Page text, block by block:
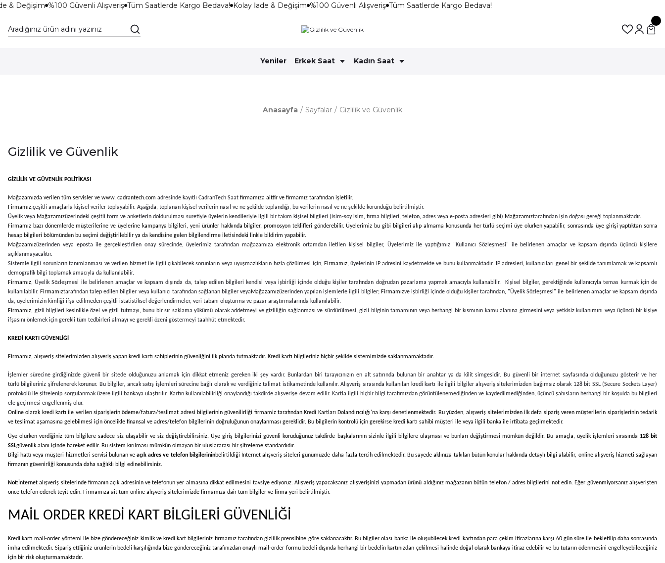
& Değişim %100 Güvenli Alışveriş Tüm Saatlerde Kargo Bedava! Kolay İade & Değişim %100 Güvenli Alışveriş Tüm Saatlerde Kargo Bedava!
Yeniler Erkek Saat Kadın Saat
Anasayfa Sayfalar Gizlilik ve Güvenlik
Gizlilik ve Güvenlik
GİZLİLİK VE GÜVENLİK POLİTİKASI
Mağazamızda verilen tüm servisler ve www. cadrantech.com adresinde kayıtlı CadranTech Saat firmamıza aittir ve firmamız tarafından işletilir.
Firmamız,çeşitli amaçlarla kişisel veriler toplayabilir. Aşağıda, toplanan kişisel verilerin nasıl ve ne şekilde toplandığı, bu verilerin nasıl ve ne şekilde korunduğu belirtilmiştir.
Üyelik veya Mağazamızüzerindeki çeşitli form ve anketlerin doldurulması suretiyle üyelerin kendileriyle ilgili bir takım kişisel bilgileri (isim-soy isim, firma bilgileri, telefon, adres veya e-posta adresleri gibi) Mağazamıztarafından işin doğası gereği toplanmaktadır.
Firmamız bazı dönemlerde müşterilerine ve üyelerine kampanya bilgileri, yeni ürünler hakkında bilgiler, promosyon teklifleri gönderebilir. Üyelerimiz bu gibi bilgileri alıp almama konusunda her türlü seçimi üye olurken yapabilir, sonrasında üye girişi yaptıktan sonra
hesap bilgileri bölümünden bu seçimi değiştirilebilir ya da kendisine gelen bilgilendirme iletisindeki linkle bildirim yapabilir.
Mağazamızüzerinden veya eposta ile gerçekleştirilen onay sürecinde, üyelerimiz tarafından mağazamıza elektronik ortamdan iletilen kişisel bilgiler, Üyelerimiz ile yaptığımız "Kullanıcı Sözleşmesi" ile belirlenen amaçlar ve kapsam dışında üçüncü kişilere
açıklanmayacaktır.
Sistemle ilgili sorunların tanımlanması ve verilen hizmet ile ilgili çıkabilecek sorunların veya uyuşmazlıkların hızla çözülmesi için, Firmamız, üyelerinin IP adresini kaydetmekte ve bunu kullanmaktadır. IP adresleri, kullanıcıları genel bir şekilde tanımlamak ve kapsamlı
demografik bilgi toplamak amacıyla da kullanılabilir.
Firmamız, Üyelik Sözleşmesi ile belirlenen amaçlar ve kapsam dışında da, talep edilen bilgileri kendisi veya işbirliği içinde olduğu kişiler tarafından doğrudan pazarlama yapmak amacıyla kullanabilir. Kişisel bilgiler, gerektiğinde kullanıcıyla temas kurmak için de
kullanılabilir. Firmamıztarafından talep edilen bilgiler veya kullanıcı tarafından sağlanan bilgiler veya Mağazamızüzerinden yapılan işlemlerle ilgili bilgiler; Firmamızve işbirliği içinde olduğu kişiler tarafından, "Üyelik Sözleşmesi" ile belirlenen amaçlar ve kapsam dışında
da, üyelerimizin kimliği ifşa edilmeden çeşitli istatistiksel değerlendirmeler, veri tabanı oluşturma ve pazar araştırmalarında kullanılabilir.
Firmamız, gizli bilgileri kesinlikle özel ve gizli tutmayı, bunu bir sır saklama yükümü olarak addetmeyi ve gizliliğin sağlanması ve sürdürülmesi, gizli bilginin tamamının veya herhangi bir kısmının kamu alanına girmesini veya yetkisiz kullanımını veya üçüncü bir kişiye
ifşasını önlemek için gerekli tüm tedbirleri almayı ve gerekli özeni göstermeyi taahhüt etmektedir.
KREDİ KARTI GÜVENLİĞİ
Firmamız, alışveriş sitelerimizden alışveriş yapan kredi kartı sahiplerinin güvenliğini ilk planda tutmaktadır. Kredi kartı bilgileriniz hiçbir şekilde sistemimizde saklanmamaktadır.
İşlemler sürecine girdiğinizde güvenli bir sitede olduğunuzu anlamak için dikkat etmeniz gereken iki şey vardır. Bunlardan biri tarayıcınızın en alt satırında bulunan bir anahtar ya da kilit simgesidir. Bu güvenli bir internet sayfasında olduğunuzu gösterir ve her
türlü bilgileriniz şifrelenerek korunur. Bu bilgiler, ancak satış işlemleri sürecine bağlı olarak ve verdiğiniz talimat istikametinde kullanılır. Alışveriş sırasında kullanılan kredi kartı ile ilgili bilgiler alışveriş sitelerimizden bağımsız olarak 128 bit SSL (Secure Sockets Layer)
protokolü ile şifrelenip sorgulanmak üzere ilgili bankaya ulaştırılır. Kartın kullanılabilirliği onaylandığı takdirde alışverişe devam edilir. Kartla ilgili hiçbir bilgi tarafımızdan görüntülenemediğinden ve kaydedilmediğinden, üçüncü şahısların herhangi bir koşulda bu bilgileri
ele geçirmesi engellenmiş olur.
Online olarak kredi kartı ile verilen siparişlerin ödeme/fatura/teslimat adresi bilgilerinin güvenilirliği firmamiz tarafından Kredi Kartları Dolandırıcılığı'na karşı denetlenmektedir. Bu yüzden, alışveriş sitelerimizden ilk defa sipariş veren müşterilerin siparişlerinin tedarik
ve teslimat aşamasına gelebilmesi için öncelikle finansal ve adres/telefon bilgilerinin doğruluğunun onaylanması gereklidir. Bu bilgilerin kontrolü için gerekirse kredi kartı sahibi müşteri ile veya ilgili banka ile irtibata geçilmektedir.
Üye olurken verdiğiniz tüm bilgilere sadece siz ulaşabilir ve siz değiştirebilirsiniz. Üye giriş bilgilerinizi güvenli koruduğunuz takdirde başkalarının sizinle ilgili bilgilere ulaşması ve bunları değiştirmesi mümkün değildir. Bu amaçla, üyelik işlemleri sırasında 128 bit
SSLgüvenlik alanı içinde hareket edilir. Bu sistem kırılması mümkün olmayan bir uluslararası bir şifreleme standardıdır.
Bilgi hattı veya müşteri hizmetleri servisi bulunan veaçık adres ve telefon bilgilerininbelirtildiği İnternet alışveriş siteleri günümüzde daha fazla tercih edilmektedir. Bu sayede aklınıza takılan bütün konular hakkında detaylı bilgi alabilir, online alışveriş hizmeti sağlayan
firmanın güvenirliği konusunda daha sağlıklı bilgi edinebilirsiniz.
Not: İnternet alışveriş sitelerinde firmanın açık adresinin ve telefonun yer almasına dikkat edilmesini tavsiye ediyoruz. Alışveriş yapacaksanız alışverişinizi yapmadan ürünü aldığınız mağazanın bütün telefon / adres bilgilerini not edin. Eğer güvenmiyorsanız alışverişten
önce telefon ederek teyit edin. Firmamıza ait tüm online alışveriş sitelerimizde firmamıza dair tüm bilgiler ve firma yeri belirtilmiştir.
MAİL ORDER KREDİ KART BİLGİLERİ GÜVENLİĞİ
Kredi kartı mail-order yöntemi ile bize göndereceğiniz kimlik ve kredi kart bilgileriniz firmamız tarafından gizlilik prensibine göre saklanacaktır. Bu bilgiler olası banka ile oluşubilecek kredi kartından para çekim itirazlarına karşı 60 gün süre ile bekletilip daha sonrasında
imha edilmektedir. Sipariş ettiğiniz ürünlerin bedeli karşılığında bize göndereceğiniz tarafınızdan onaylı mail-order formu bedeli dışında herhangi bir bedelin kartınızdan çekilmesi halinde doğal olarak bankaya itiraz edebilir ve bu tutarın ödenmesini engelleyebileceğiniz
için bir risk oluşturmamaktadır.